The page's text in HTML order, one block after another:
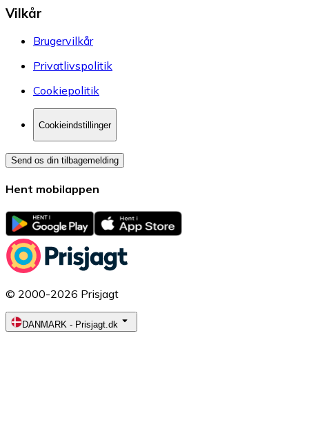
Vilkår
Brugervilkår
Privatlivspolitik
Cookiepolitik
Cookieindstillinger
Send os din tilbagemelding
Hent mobilappen
© 2000-2026 Prisjagt
DANMARK - Prisjagt.dk